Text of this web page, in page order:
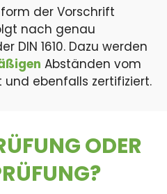
der Vorschrift
nach genau
DIN 1610. Dazu werden
Abständen vom
und ebenfalls zertifiziert.
ODER